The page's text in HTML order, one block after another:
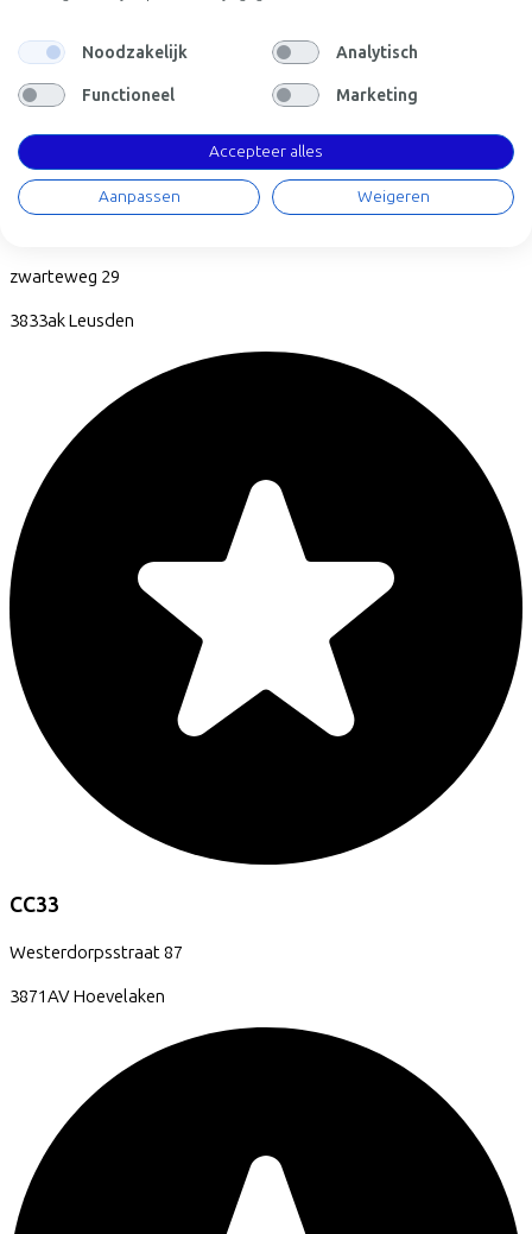
zwarteweg 29
3833akLeusden
CC33
Westerdorpsstraat87
3871AVHoevelaken
Noodzakelijk Analytisch
Functioneel Marketing
Accepteer alles
Aanpassen Weigeren